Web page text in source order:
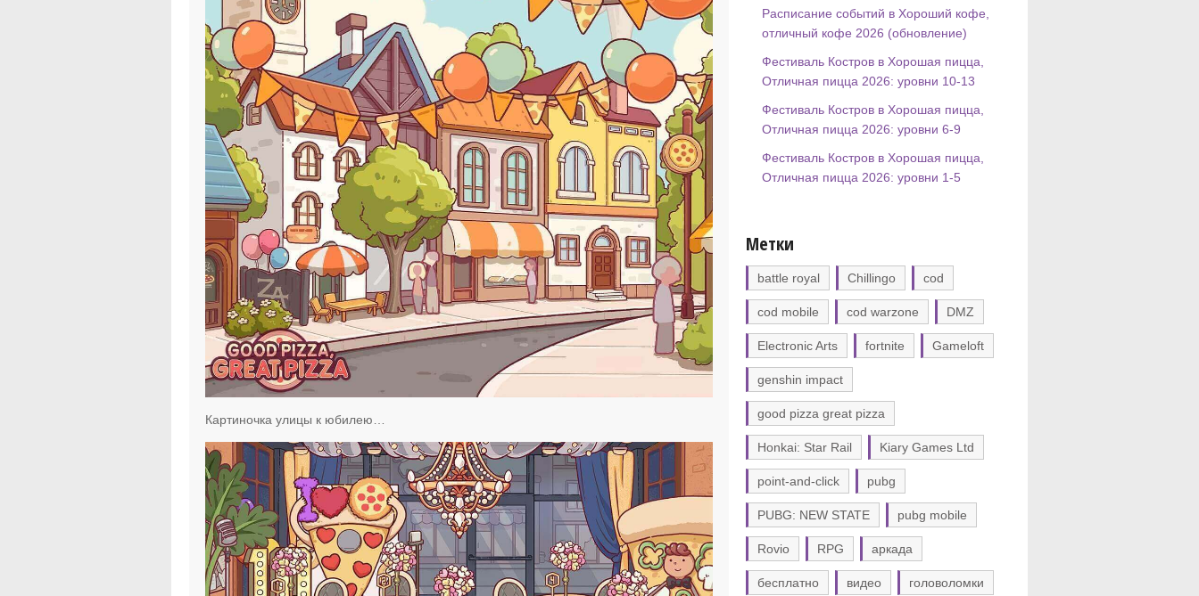
Картиночка улицы к юбилею…
Расписание событий в Хороший кофе,
отличный кофе 2026 (обновление)
Фестиваль Костров в Хорошая пицца,
Отличная пицца 2026: уровни 10-13
Фестиваль Костров в Хорошая пицца,
Отличная пицца 2026: уровни 6-9
Фестиваль Костров в Хорошая пицца,
Отличная пицца 2026: уровни 1-5
Метки
battle royal Chillingo cod
cod mobile cod warzone DMZ
Electronic Arts fortnite Gameloft
genshin impact
good pizza great pizza
Honkai: Star Rail Kiary Games Ltd
point-and-click pubg
PUBG: NEW STATE pubg mobile
Rovio RPG аркада
бесплатно видео головоломки